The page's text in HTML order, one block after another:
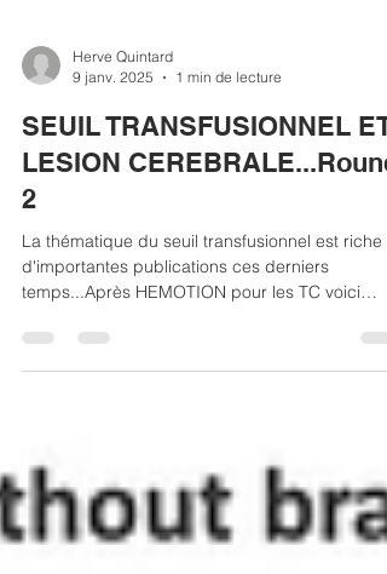
9 janv. 2025
1 min de lecture
SEUIL TRANSFUSIONNEL ET
LESION CEREBRALE...Round
2
La thématique du seuil transfusionnel est riche
temps...Après HEMOTION pour les TC voici
TRAIN...